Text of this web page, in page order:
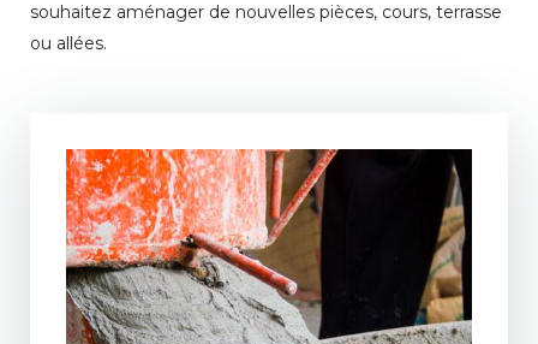
souhaitez aménager de nouvelles pièces, cours, terrasse
ou allées.